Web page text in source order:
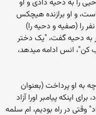
را به دحيه دادی و او
و او برازنده هیچکس
را (صفیه و دحيه را)
به دحيه گفت، "یک دختر
کن"، انس ادامه میدهد،
به او پرداخت (بعنوان
اینکه پیامبر اورا آزاد
وقتی در راه بودیم، ام سلمه